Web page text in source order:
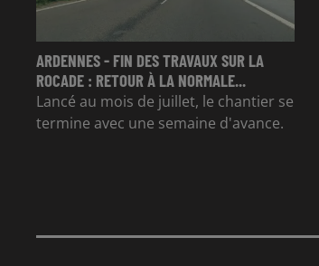
ARDENNES - FIN DES TRAVAUX SUR LA
ROCADE : RETOUR À LA NORMALE...
Lancé au mois de juillet, le chantier se
termine avec une semaine d'avance.